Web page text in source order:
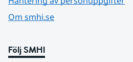
Om smhi.se
Följ SMHI